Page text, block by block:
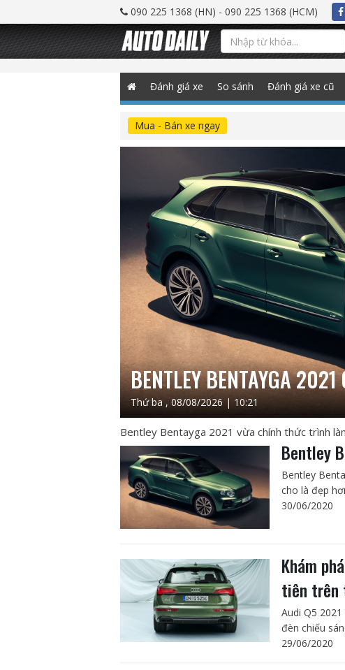
090 225 1368 (HN) - 090 225 1368 (HCM)
Đánh giá xe So sánh Đánh giá xe cũ
Mua - Bán xe ngay
BENTLEY BENTAYGA
Thứ ba , 08/08/2026 | 10:21
Bentley Bentayga 2021 vừa chính thức trình
Bentley
Bentley
cho là đẹp
30/06/2020
Khám
tiên trên
Audi Q5
đèn chiếu
29/06/2020